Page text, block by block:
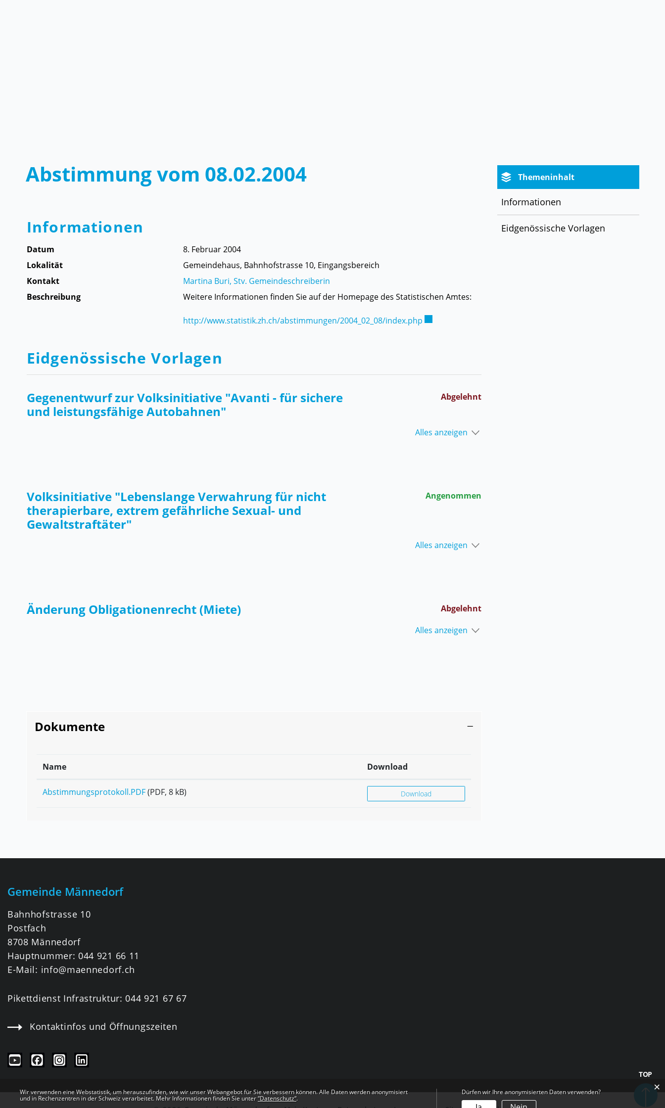
Abstimmung vom 08.02.2004
Informationen
Datum
8. Februar 2004
Lokalität
Gemeindehaus, Bahnhofstrasse 10, Eingangsbereich
Kontakt
Martina Buri, Stv. Gemeindeschreiberin
Beschreibung
Weitere Informationen finden Sie auf der Homepage des Statistischen Amtes:
http://www.statistik.zh.ch/abstimmungen/2004_02_08/index.php
Eidgenössische Vorlagen
Gegenentwurf zur Volksinitiative "Avanti - für sichere
und leistungsfähige Autobahnen"
Abgelehnt
Alles anzeigen
Volksinitiative "Lebenslange Verwahrung für nicht
therapierbare, extrem gefährliche Sexual- und
Gewaltstraftäter"
Angenommen
Alles anzeigen
Änderung Obligationenrecht (Miete)
Abgelehnt
Alles anzeigen
Zugehörige Objekte
Dokumente
Name Download
Abstimmungsprotokoll.PDF(PDF, 8 kB) Download
Themeninhalt
Informationen
Eidgenössische Vorlagen
Fusszeile
Gemeinde Männedorf
Bahnhofstrasse 10
Postfach
8708 Männedorf
Hauptnummer: 044 921 66 11
E-Mail: info@maennedorf.ch
Pikettdienst Infrastruktur: 044 921 67 67
Kontaktinfos und Öffnungszeiten
TOP
Webstatistik
Wir verwenden eine Webstatistik, um herauszufinden, wie wir unser Webangebot für Sie verbessern können. Alle Daten werden anonymisiert
und in Rechenzentren in der Schweiz verarbeitet. Mehr Informationen finden Sie unter“Datenschutz“.
Dürfen wir Ihre anonymisierten Daten verwenden? ×